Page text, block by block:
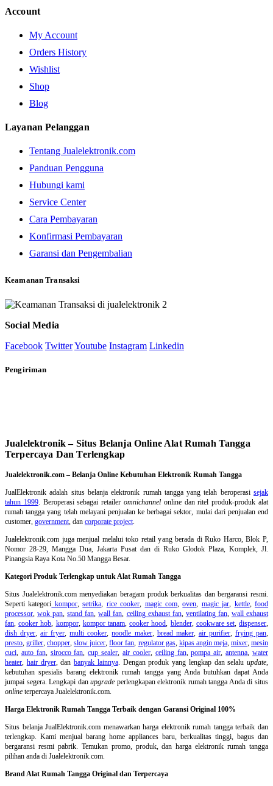
Account
My Account
Orders History
Wishlist
Shop
Blog
Layanan Pelanggan
Tentang Jualelektronik.com
Panduan Pengguna
Hubungi kami
Service Center
Cara Pembayaran
Konfirmasi Pembayaran
Garansi dan Pengembalian
Keamanan Transaksi
Social Media
Facebook TwitterYoutube Instagram Linkedin
Pengiriman
Jualelektronik – Situs Belanja Online Alat Rumah Tangga
Terpercaya Dan Terlengkap
Jualelektronik.com – Belanja Online Kebutuhan Elektronik Rumah Tangga
JualElektronik adalah situs belanja elektronik rumah tanggayang telah beroperasisejak
tahun 1999. Beroperasi sebagai retaileromnichannel online dan ritel produk-produk alat
rumah tangga yang telah melayani penjualan ke berbagai sektor, mulai dari penjualan end
customer, government, dan corporate project.
Jualelektronik.com juga menjual melalui toko retail yang berada di Ruko Harco, Blok P,
Nomor 28-29, Mangga Dua, Jakarta Pusat dan di Ruko Glodok Plaza, Komplek, Jl.
Pinangsia Raya Kota No.50 Mangga Besar.
Kategori Produk Terlengkap untuk Alat Rumah Tangga
Situs Jualelektronik.com menyediakan beragam produk berkualitas dan bergaransi resmi.
Seperti kategori kompor,setrika, rice cooker, magic com,oven, magic jar, kettle,food
processor,wok pan,stand fan,wall fan, ceiling exhaust fan, ventilating fan, wall exhaust
fan,cooker hob, kompor, kompor tanam,cooker hood, blender, cookware set,dispenser,
dish dryer,air fryer,multi cooker,noodle maker, bread maker, air purifier, frying pan,
presto,griller,chopper,slow juicer,floor fan, regulator gas, kipas angin meja, mixer,mesin
cuci, auto fan, sirocco fan,cup sealer,air cooler, ceiling fan,pompa air,antenna,water
heater, hair dryer, dan banyak lainnya. Dengan produk yang lengkap dan selalu update,
kebutuhan spesialis barang elektronik rumah tangga yang Anda butuhkan dapat Anda
jumpai segera. Lengkapi danupgrade perlengkapan elektronik rumah tangga Anda di situs
online terpercaya Jualelektronik.com.
Harga Elektronik Rumah Tangga Terbaik dengan Garansi Original 100%
Situs belanjaJualElektronik.com menawarkan harga elektronik rumah tangga terbaik dan
terlengkap. Kami menjual barang home appliances baru, berkualitas tinggi, bagus dan
bergaransi resmi pabrik. Temukan promo, produk, dan harga elektronik rumah tangga
pilihan anda di Jualelektronik.com.
Brand Alat Rumah Tangga Original dan Terpercaya